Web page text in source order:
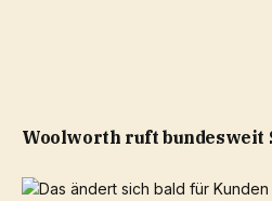
Woolworth ruft bundesweit